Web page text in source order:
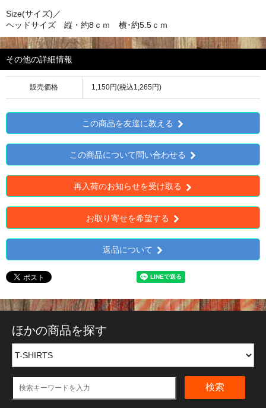
Size(サイズ)／
ヘッドサイズ 縦・約8ｃｍ 横･約5.5ｃｍ
その他の詳細情報
販売価格 1,150円(税込1,265円)
この商品を友達に教える
この商品について問い合わせる
再入荷のお知らせを受け取る
お取り寄せを希望する
返品について
ほかの商品を探す
検索